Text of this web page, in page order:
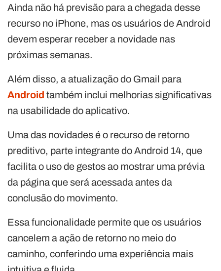
Ainda não há previsão para a chegada desse
recurso no iPhone, mas os usuários de Android
devem esperar receber a novidade nas
próximas semanas.
Além disso, a atualização do Gmail para
Android também inclui melhorias significativas
na usabilidade do aplicativo.
Uma das novidades é o recurso de retorno
preditivo, parte integrante do Android 14, que
facilita o uso de gestos ao mostrar uma prévia
da página que será acessada antes da
conclusão do movimento.
Essa funcionalidade permite que os usuários
cancelem a ação de retorno no meio do
caminho, conferindo uma experiência mais